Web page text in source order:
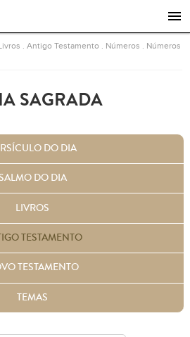
.Antigo Testamento Números
Números
SAGRADA
DO DIA
DO DIA
LIVROS
TESTAMENTO
TESTAMENTO
TEMAS